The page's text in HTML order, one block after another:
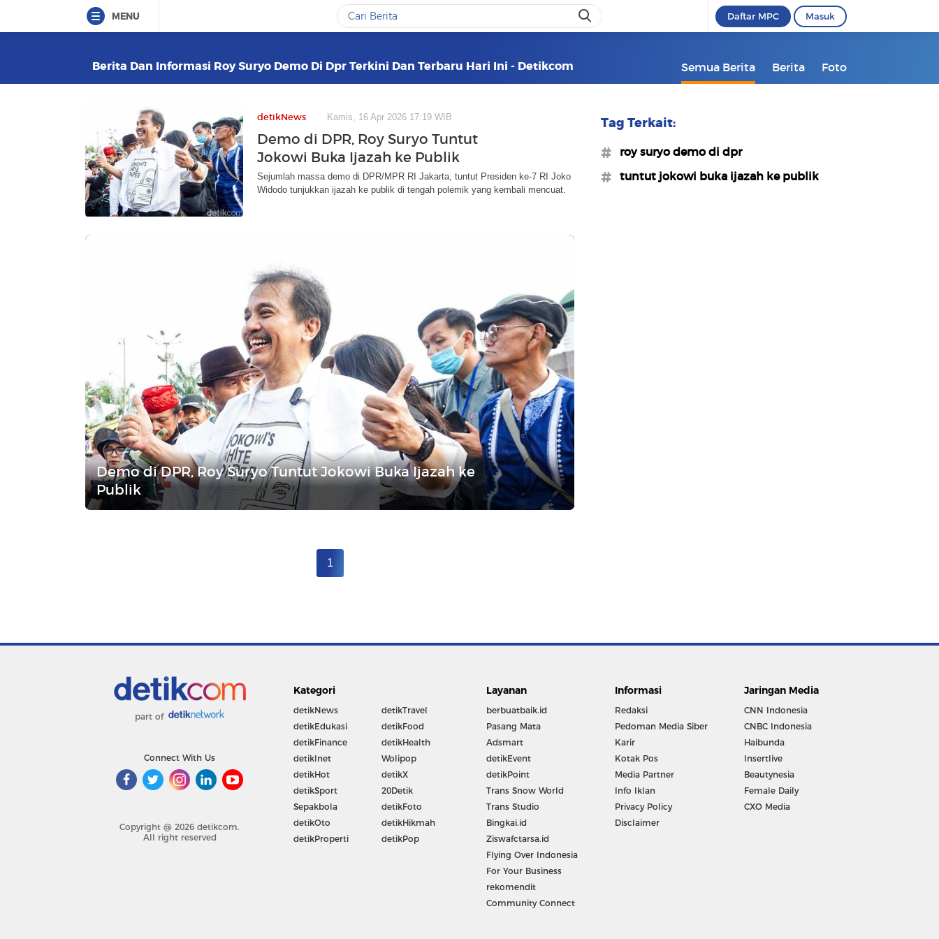
MENU Daftar MPC Masuk
Berita Dan Informasi Roy Suryo Demo Di Dpr Terkini Dan Terbaru Hari Ini - Detikcom Semua Berita Berita Foto
detikNews Kamis, 16 Apr 2026 17:19 WIB
Demo di DPR, Roy Suryo Tuntut
Jokowi Buka Ijazah ke Publik
Sejumlah massa demo di DPR/MPR RI Jakarta, tuntut Presiden ke-7 RI Joko
Widodo tunjukkan ijazah ke publik di tengah polemik yang kembali mencuat.
Demo di DPR, Roy Suryo Tuntut Jokowi Buka Ijazah ke
Publik
1
Tag Terkait:
#roy suryo demo di dpr
#tuntut jokowi buka ijazah ke publik
part of
Connect With Us
Copyright @ 2026 detikcom.
All right reserved
Kategori
detikNews
detikEdukasi
detikFinance
detikInet
detikHot
detikSport
Sepakbola
detikOto
detikProperti
detikTravel
detikFood
detikHealth
Wolipop
detikX
20Detik
detikFoto
detikHikmah
detikPop
Layanan
berbuatbaik.id
Pasang Mata
Adsmart
detikEvent
detikPoint
Trans Snow World
Trans Studio
Bingkai.id
Ziswafctarsa.id
Flying Over Indonesia
For Your Business
rekomendit
Community Connect
Informasi
Redaksi
Pedoman Media Siber
Karir
Kotak Pos
Media Partner
Info Iklan
Privacy Policy
Disclaimer
Jaringan Media
CNN Indonesia
CNBC Indonesia
Haibunda
Insertlive
Beautynesia
Female Daily
CXO Media